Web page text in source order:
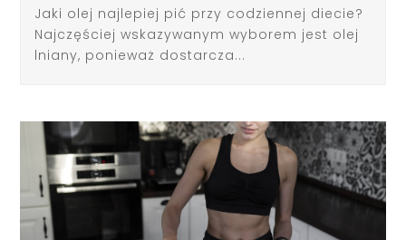
Jaki olej najlepiej pić przy codziennej diecie?
Najczęściej wskazywanym wyborem jest olej
lniany, ponieważ dostarcza...